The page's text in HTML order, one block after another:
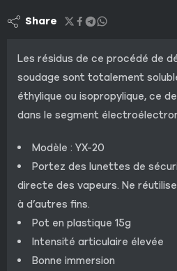
Share
Les résidus de ce procédé de
soudage sont totalement
éthylique ou isopropylique, ce
dans le segment
Modèle : YX-20
Portez des lunettes de
directe des vapeurs. Ne
à d’autres fins.
Pot en plastique 15g
Intensité articulaire élevée
Bonne immersion